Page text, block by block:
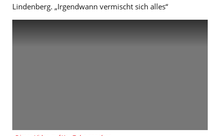
Lindenberg. „Irgendwann vermischt sich alles“